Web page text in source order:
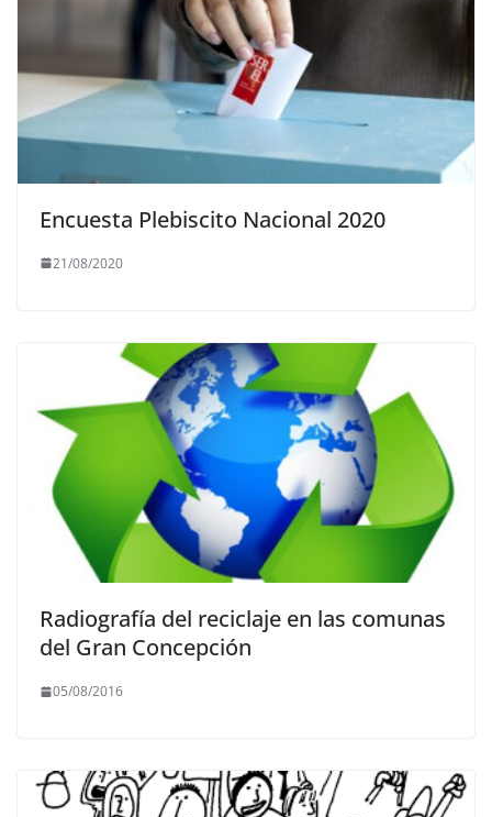
Encuesta Plebiscito Nacional 2020
21/08/2020
Radiografía del reciclaje en las comunas
del Gran Concepción
05/08/2016